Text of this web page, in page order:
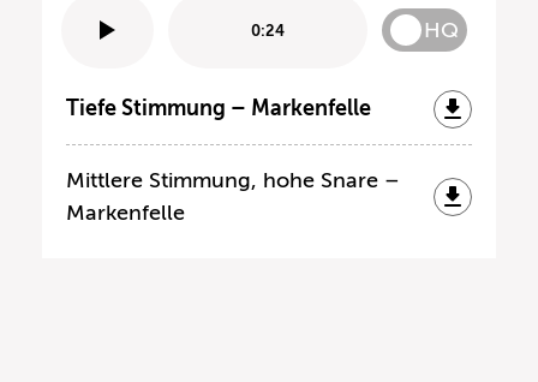
0:24 HQ
Tiefe Stimmung – Markenfelle
Mittlere Stimmung, hohe Snare –
Markenfelle